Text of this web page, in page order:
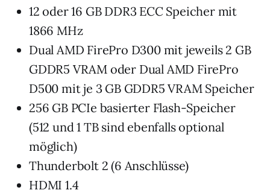
12 oder 16 GB DDR3 ECC Speicher mit
1866 MHz
Dual AMD FirePro D300 mit jeweils 2 GB
GDDR5 VRAM oder Dual AMD FirePro
D500 mit je 3 GB GDDR5 VRAM Speicher
256 GB PCIe basierter Flash-Speicher
(512 und 1 TB sind ebenfalls optional
möglich)
Thunderbolt 2 (6 Anschlüsse)
HDMI 1.4